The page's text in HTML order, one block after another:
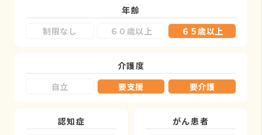
年齢
制限なし
６０歳以上 ６５歳以上
介護度
自立
要支援 要介護
認知症
がん患者